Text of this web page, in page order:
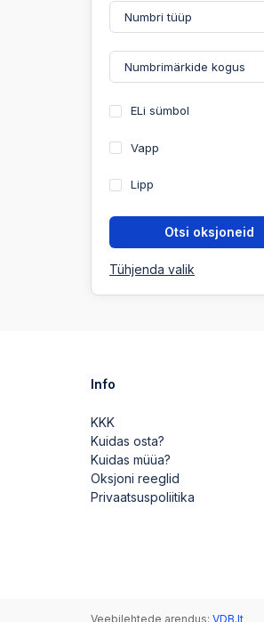
ELi sümbol
Vapp
Lipp
Otsi oksjoneid
Tühjenda valik
Info
KKK
Kuidas osta?
Kuidas müüa?
Oksjoni reeglid
Privaatsuspoliitika
Veebilehtede arendus: VDB.lt